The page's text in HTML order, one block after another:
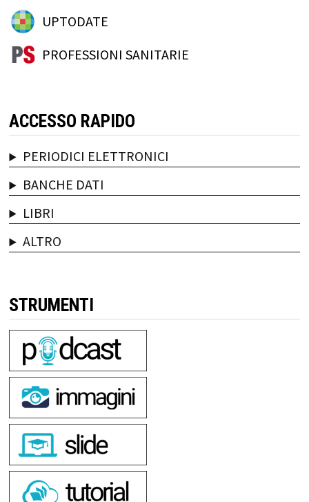
UPTODATE
PROFESSIONI SANITARIE
ACCESSO RAPIDO
PERIODICI ELETTRONICI
BANCHE DATI
LIBRI
ALTRO
STRUMENTI